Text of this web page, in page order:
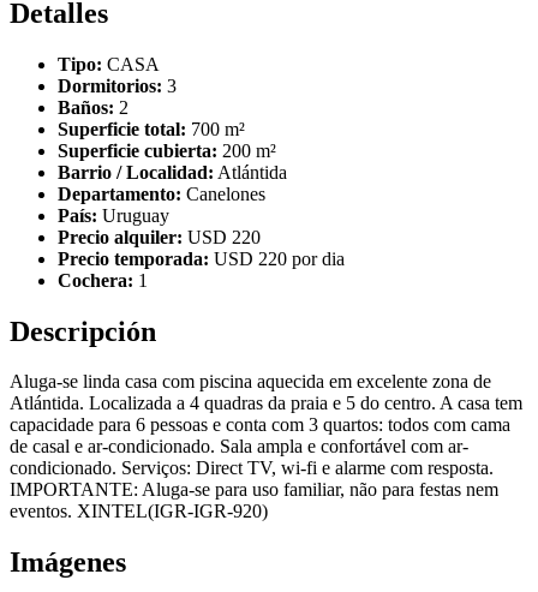
Detalles
Tipo: CASA
Dormitorios: 3
Baños: 2
Superficie total: 700 m²
Superficie cubierta: 200 m²
Barrio / Localidad: Atlántida
Departamento: Canelones
País: Uruguay
Precio alquiler: USD 220
Precio temporada: USD 220 por dia
Cochera: 1
Descripción
Aluga-se linda casa com piscina aquecida em excelente zona de
Atlántida. Localizada a 4 quadras da praia e 5 do centro. A casa tem
capacidade para 6 pessoas e conta com 3 quartos: todos com cama
de casal e ar-condicionado. Sala ampla e confortável com ar-
condicionado. Serviços: Direct TV, wi-fi e alarme com resposta.
IMPORTANTE: Aluga-se para uso familiar, não para festas nem
eventos. XINTEL(IGR-IGR-920)
Imágenes